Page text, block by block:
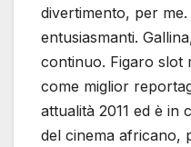
divertimento, per
entusiasmanti.
continuo. Figaro slot
come miglior
attualità 2011 ed è in
del cinema africano,